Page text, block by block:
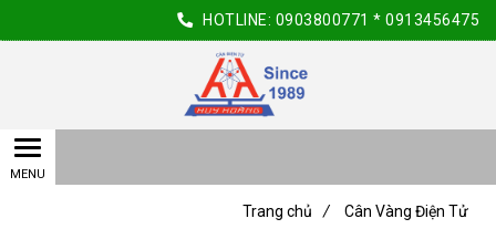
Trang chủ / Cân Vàng Điện Tử
HOTLINE: 0903800771 * 0913456475